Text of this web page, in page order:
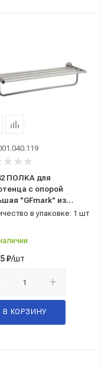
ПОЛКА для
с опорой
"GFmark" из
стали Китай
в упаковке: 1 шт
₽/шт
В КОРЗИНУ